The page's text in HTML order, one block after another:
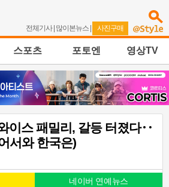
전체기사| 많이본뉴스 | 사진구매
스포츠 포토엔 영상TV
이스 패밀리, 갈등 터졌다‥
서와 한국은)
네이버 연예뉴스